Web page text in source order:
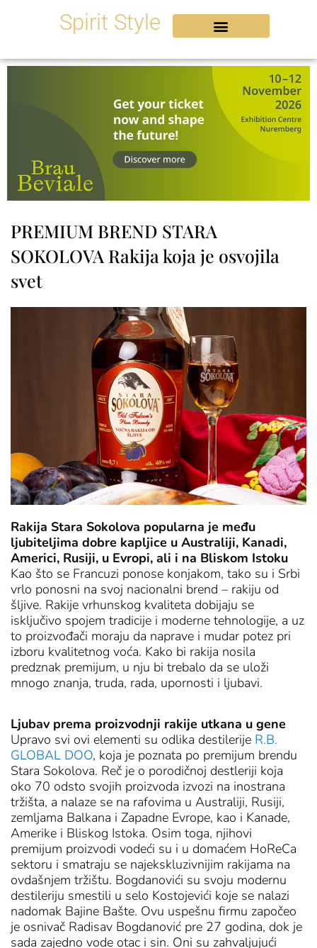
Spirit Style
PREMIUM BREND STARA
SOKOLOVA Rakija koja je osvojila
svet
Rakija Stara Sokolova popularna je među
ljubiteljima dobre kapljice u Australiji, Kanadi,
Americi, Rusiji, u Evropi, ali i na Bliskom Istoku
Kao što se Francuzi ponose konjakom, tako su i Srbi
vrlo ponosni na svoj nacionalni brend – rakiju od
šljive. Rakije vrhunskog kvaliteta dobijaju se
isključivo spojem tradicije i moderne tehnologije, a uz
to proizvođači moraju da naprave i mudar potez pri
izboru kvalitetnog voća. Kako bi rakija nosila
predznak premijum, u nju bi trebalo da se uloži
mnogo znanja, truda, rada, upornosti i ljubavi.
Ljubav prema proizvodnji rakije utkana u gene
Upravo svi ovi elementi su odlika destilerije R.B.
GLOBAL DOO, koja je poznata po premijum brendu
Stara Sokolova. Reč je o porodičnoj destleriji koja
oko 70 odsto svojih proizvoda izvozi na inostrana
tržišta, a nalaze se na rafovima u Australiji, Rusiji,
zemljama Balkana i Zapadne Evrope, kao i Kanade,
Amerike i Bliskog Istoka. Osim toga, njihovi
premijum proizvodi vodeći su i u domaćem HoReCa
sektoru i smatraju se najekskluzivnijim rakijama na
ovdašnjem tržištu. Bogdanovići su svoju modernu
destileriju smestili u selo Kostojevići koje se nalazi
nadomak Bajine Bašte. Ovu uspešnu firmu započeo
je osnivač Radisav Bogdanović pre 27 godina, dok je
sada zajedno vode otac i sin. Oni su zahvaljujući